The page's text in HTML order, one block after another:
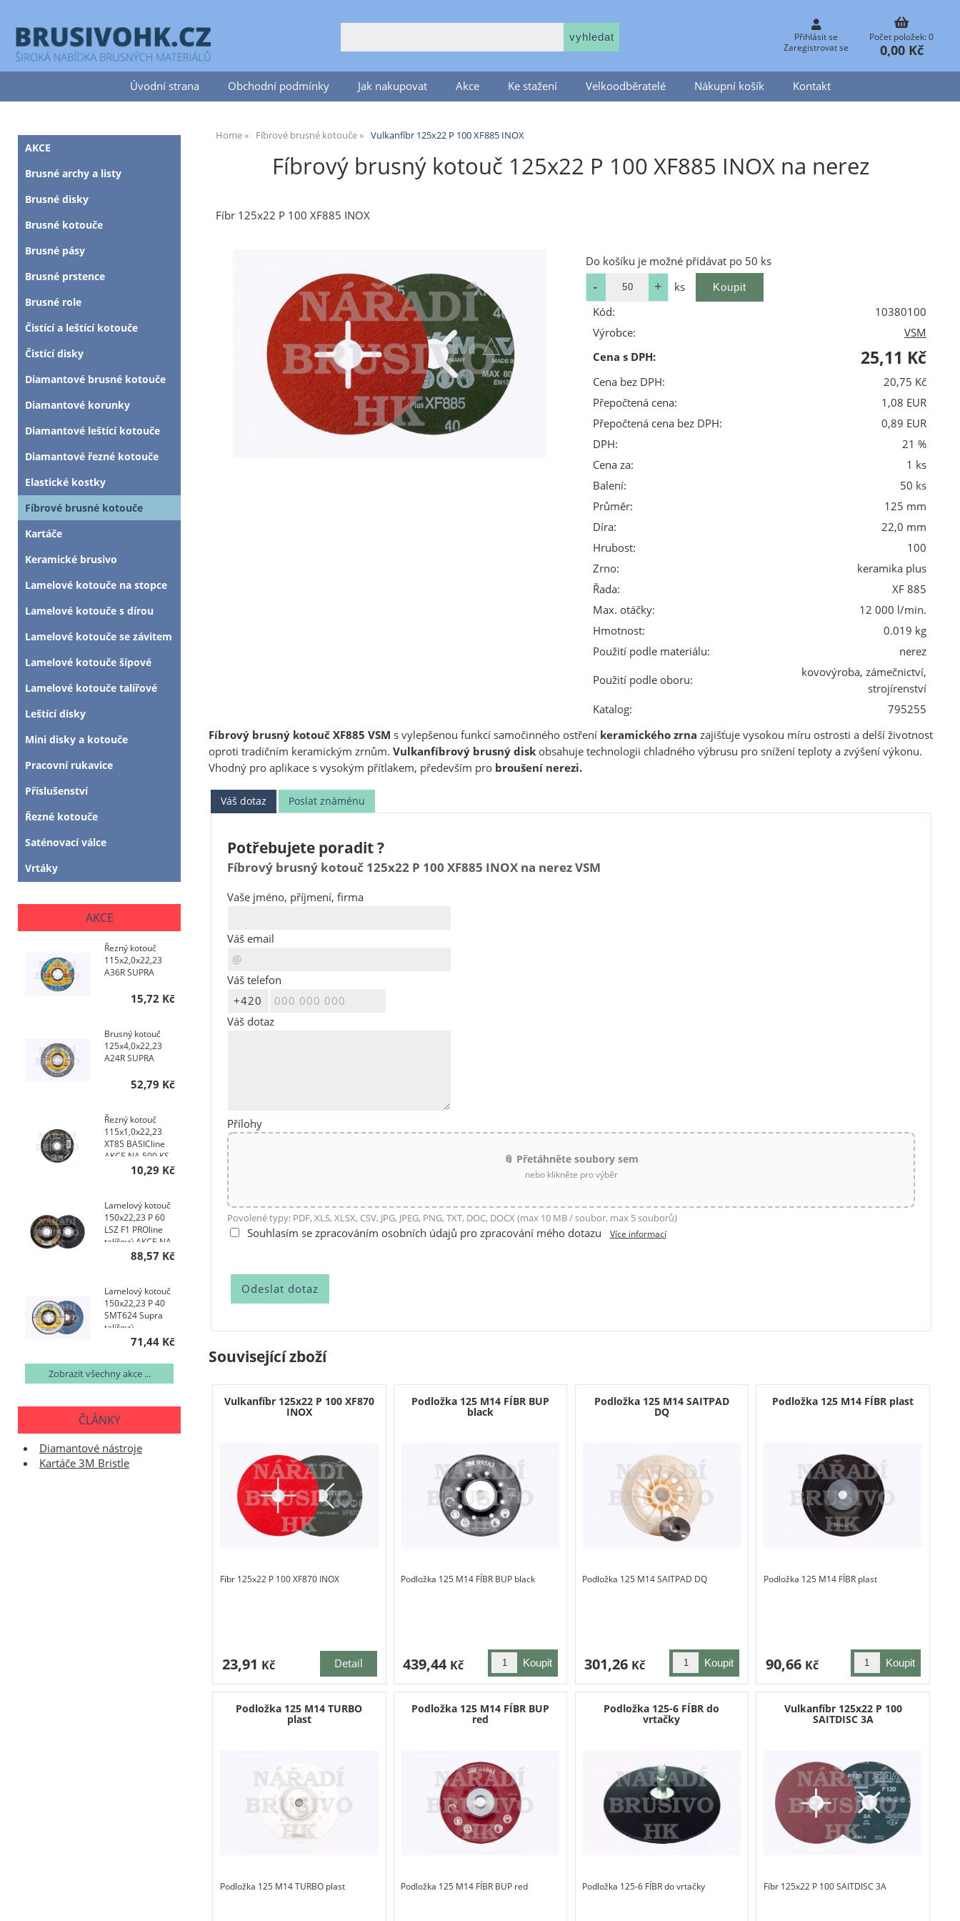
Přihlásit se
Zaregistrovat se
Počet položek: 0
0,00 Kč
Úvodní strana Obchodní podmínky Jak nakupovat Akce Ke stažení Velkoodběratelé Nákupní košík Kontakt
Home Fíbrové brusné kotouče Vulkanfíbr 125x22 P 100 XF885 INOX
Fíbrový brusný kotouč 125x22 P 100 XF885 INOX na nerez
Fíbr 125x22 P 100 XF885 INOX
Do košíku je možné přidávat po 50 ks
ks
Kód:
10380100
Výrobce:
VSM
Cena s DPH:
25,11 Kč
Cena bez DPH:
20,75 Kč
Přepočtená cena:
1,08 EUR
Přepočtená cena bez DPH:
0,89 EUR
DPH:
21 %
Cena za:
1 ks
Balení:
50 ks
Průměr:
125 mm
Díra:
22,0 mm
Hrubost:
100
Zrno:
keramika plus
Řada:
XF 885
Max. otáčky:
12 000 l/min.
Hmotnost:
0.019 kg
Použití podle materiálu:
nerez
Použití podle oboru:
kovovýroba, zámečnictví,
strojírenství
Katalog:
795255
Fíbrový brusný kotouč XF885 VSM s vylepšenou funkcí samočinného ostření keramického zrna zajišťuje vysokou míru ostrosti a delší životnost
oproti tradičním keramickým zrnům. Vulkanfíbrový brusný disk obsahuje technologii chladného výbrusu pro snížení teploty a zvýšení výkonu.
Vhodný pro aplikace s vysokým přítlakem, především pro broušení nerezi.
Váš dotaz Poslat známénu
Potřebujete poradit ?
Fíbrový brusný kotouč 125x22 P 100 XF885 INOX na nerez VSM
Vaše jméno, příjmení, firma
Váš email
Váš telefon
Váš dotaz
Přílohy
📎 Přetáhněte soubory sem
nebo klikněte pro výběr
Povolené typy: PDF, XLS, XLSX, CSV, JPG, JPEG, PNG, TXT, DOC, DOCX (max 10 MB / soubor, max 5 souborů)
Souhlasím se zpracováním osobních údajů pro zpracování mého dotazu Více informací
Související zboží
Vulkanfíbr 125x22 P 100 XF870
INOX
Fíbr 125x22 P 100 XF870 INOX
Detail
23,91 Kč
Podložka 125 M14 FÍBR BUP
black
Podložka 125 M14 FÍBR BUP black
439,44 Kč
Podložka 125 M14 SAITPAD
DQ
Podložka 125 M14 SAITPAD DQ
301,26 Kč
Podložka 125 M14 FÍBR plast
Podložka 125 M14 FÍBR plast
90,66 Kč
Podložka 125 M14 TURBO
plast
Podložka 125 M14 TURBO plast
Podložka 125 M14 FÍBR BUP
red
Podložka 125 M14 FÍBR BUP red
Podložka 125-6 FÍBR do
vrtačky
Podložka 125-6 FÍBR do vrtačky
Vulkanfíbr 125x22 P 100
SAITDISC 3A
Fíbr 125x22 P 100 SAITDISC 3A
AKCE
Brusné archy a listy
Brusné disky
Brusné kotouče
Brusné pásy
Brusné prstence
Brusné role
Čistící a leštící kotouče
Čistící disky
Diamantové brusné kotouče
Diamantové korunky
Diamantové leštící kotouče
Diamantové řezné kotouče
Elastické kostky
Fíbrové brusné kotouče
Kartáče
Keramické brusivo
Lamelové kotouče na stopce
Lamelové kotouče s dírou
Lamelové kotouče se závitem
Lamelové kotouče šípové
Lamelové kotouče talířové
Leštící disky
Mini disky a kotouče
Pracovní rukavice
Příslušenství
Řezné kotouče
Saténovací válce
Vrtáky
AKCE
Řezný kotouč
115x2,0x22,23
A36R SUPRA
15,72 Kč
Brusný kotouč
125x4,0x22,23
A24R SUPRA
52,79 Kč
Řezný kotouč
115x1,0x22,23
XT85 BASICline
AKCE NA 500 KS
10,29 Kč
Lamelový kotouč
150x22,23 P 60
LSZ F1 PROline
talířový AKCE NA
88,57 Kč
Lamelový kotouč
150x22,23 P 40
SMT624 Supra
talířový
71,44 Kč
Zobrazit všechny akce ...
ČLÁNKY
Diamantové nástroje
Kartáče 3M Bristle